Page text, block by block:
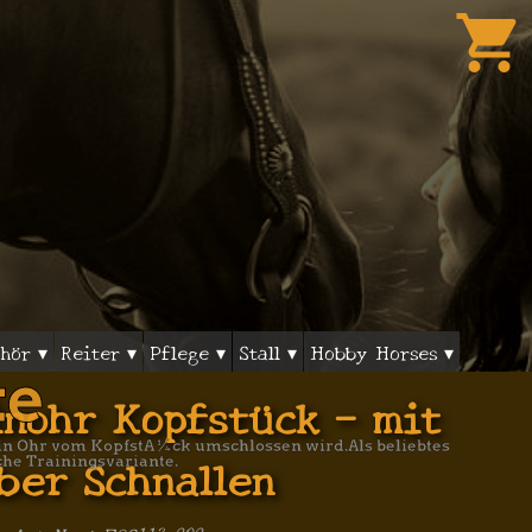
shopping_cart
Ohr vom KopfstÃ¼ck umschlossen wird.Als beliebtes
Trainingsvariante.
▾ Reiter ▾ Pflege ▾ Stall ▾ Hobby Horses ▾
Kopfstück - mit
Schnallen